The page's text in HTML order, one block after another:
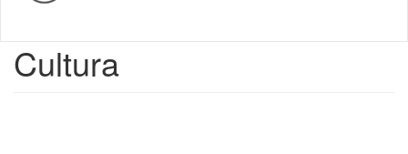
Contenido
Cultura